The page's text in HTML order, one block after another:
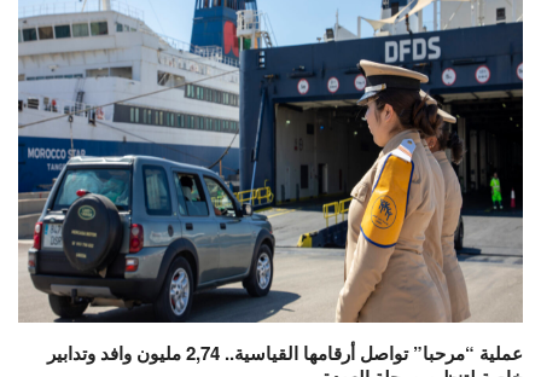
عملية “مرحبا” تواصل أرقامها القياسية.. 2,74 مليون وافد وتدابير